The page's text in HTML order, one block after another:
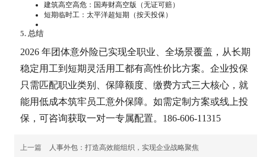
建筑高空高危：国寿财高空版（无证可赔）
短期临时工：太平洋超短期（按天投保）
5. 总结
2026 年团体意外险已实现全职业、全场景覆盖，从长期
稳定用工到短期灵活用工都有高性价比方案。企业投保
只需匹配职业类别、保障额度、缴费方式三大核心，就
能用低成本筑牢员工意外保障。如需定制方案或线上投
保，可咨询获取一对一专属配置。186-606-11315
上一篇 人事外包：打造高效能组织，实现企业战略聚焦